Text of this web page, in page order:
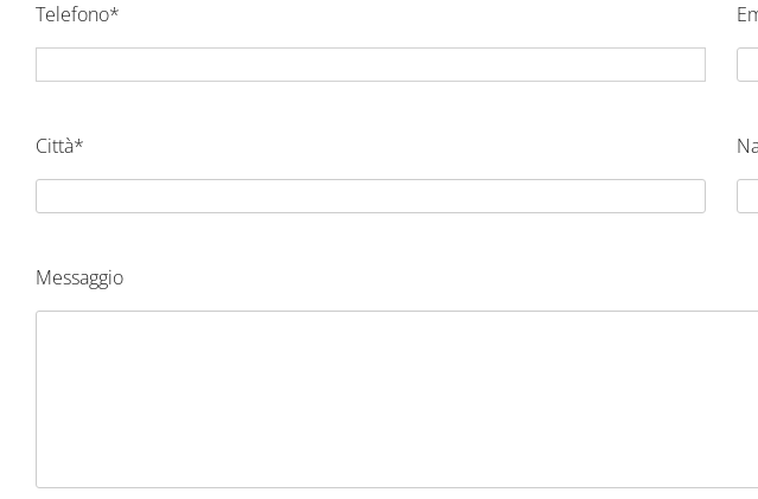
Telefono*
Città*
Messaggio